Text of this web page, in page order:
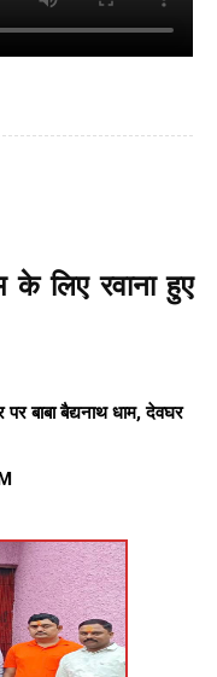
के लिए रवाना हुए
बाबा बैद्यनाथ धाम, देवघर